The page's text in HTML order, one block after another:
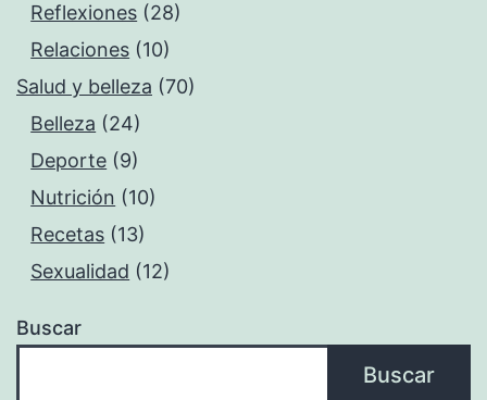
Reflexiones (28)
Relaciones (10)
Salud y belleza (70)
Belleza (24)
Deporte (9)
Nutrición (10)
Recetas (13)
Sexualidad (12)
Buscar
Buscar